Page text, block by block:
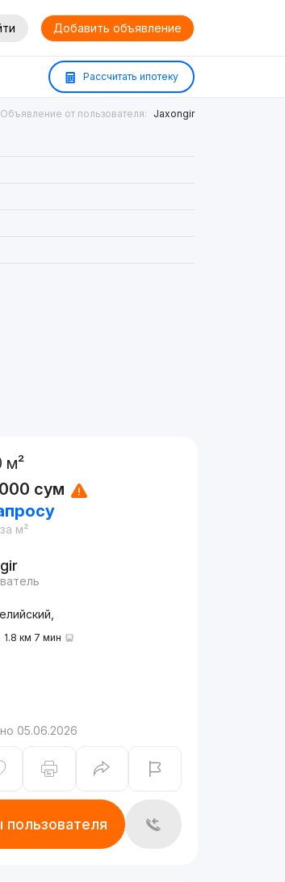
Добавить объявление
Рассчитать ипотеку
Объявление от пользователя: Jaxongir
м²
сум
за м²
1.8 км 7 мин
05.06.2026
пользователя